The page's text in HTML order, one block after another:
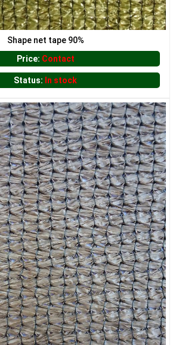
LƯỚI CHẮN CÔN TRÙNG
LƯỚI CHẮN CÔN TRÙNG
Shape net tape 90%
Price: Contact
Status: In stock